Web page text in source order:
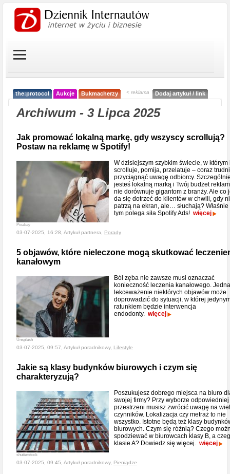
the:protocol Aukcje Bukmacherzy < reklama Dodaj artykuł / link
Archiwum - 3 Lipca 2025
Jak promować lokalną markę, gdy wszyscy scrollują?
Postaw na reklamę w Spotify!
Pixabay
W dzisiejszym szybkim świecie, w którym
scrolluje, pomija, przelatuje – coraz
przyciągnąć uwagę odbiorcy.
jesteś lokalną marką i Twój budżet
nie dorównuje gigantom z branży. Ale co
da się dotrzeć do klientów w chwili, gdy
patrzą na ekran, ale… słuchają? Właśnie
tym polega siła Spotify Ads! więcej
03-07-2025, 16:28, Artykuł partnera, Porady
5 objawów, które nieleczone mogą skutkować
kanałowym
Unsplash
Ból zęba nie zawsze musi oznaczać
konieczność leczenia kanałowego.
lekceważenie niektórych objawów może
doprowadzić do sytuacji, w której
ratunkiem będzie interwencja
endodonty. więcej
03-07-2025, 09:57, Artykuł poradnikowy, Lifestyle
Jakie są klasy budynków biurowych i czym się
charakteryzują?
shutterstock
Poszukujesz dobrego miejsca na biuro
swojej firmy? Przy wyborze odpowiedniej
przestrzeni musisz zwrócić uwagę na
czynników. Lokalizacja czy metraż to nie
wszystko. Istotne będą też klasy
biurowych. Czym się różnią? Czego
spodziewać w biurowcach klasy B, a
klasie A? Dowiedz się więcej. więcej
03-07-2025, 09:45, Artykuł poradnikowy, Pieniądze